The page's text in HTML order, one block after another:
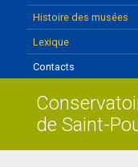
Histoire des musées
Lexique
Contacts
de Saint-